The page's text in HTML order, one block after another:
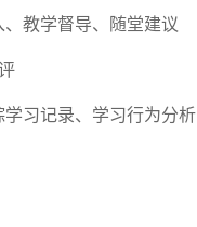
教学督导、随堂建议
习记录、学习行为分析